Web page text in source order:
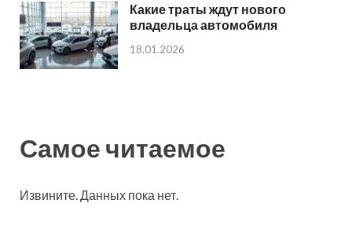
Какие траты ждут нового
владельца автомобиля
18.01.2026
Самое читаемое
Извините. Данных пока нет.